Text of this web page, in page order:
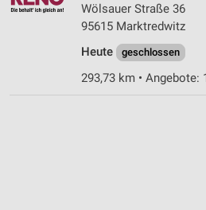
Wölsauer Straße 36
95615 Marktredwitz
Heute
geschlossen
293,73 km • Angebote: